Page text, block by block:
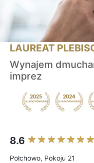
LAUREAT
Wynajem
imprez
8.6
Połchowo, Pokoju 21